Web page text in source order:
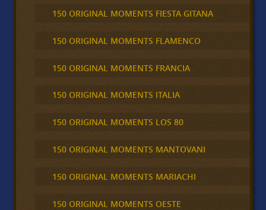
150 ORIGINAL MOMENTS FIESTA GITANA
150 ORIGINAL MOMENTS FLAMENCO
150 ORIGINAL MOMENTS FRANCIA
150 ORIGINAL MOMENTS ITALIA
150 ORIGINAL MOMENTS LOS 80
150 ORIGINAL MOMENTS MANTOVANI
150 ORIGINAL MOMENTS MARIACHI
150 ORIGINAL MOMENTS OESTE